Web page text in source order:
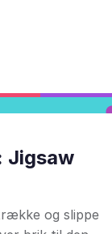
Jigsaw
og slippe